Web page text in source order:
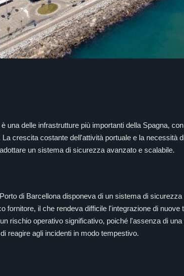
una delle infrastrutture più importanti della Spagna,
La crescita costante dell'attività portuale e la
un sistema di sicurezza avanzato e scalabile.
di Barcellona disponeva di un sistema di
fornitore, il che rendeva difficile l'integrazione di
rischio operativo significativo, poiché l'assenza di
reagire agli incidenti in modo tempestivo.